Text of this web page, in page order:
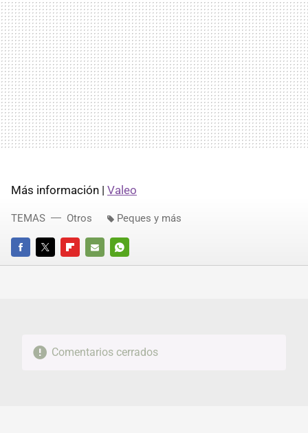
Más información | Valeo
FACEBOOKTWITTERFLIPBOARD
E-
WHATSAPP
TEMAS Otros Peques y más
Comentarios cerrados